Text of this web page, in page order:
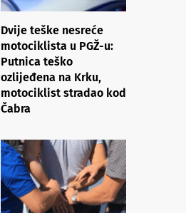
Dvije teške nesreće
motociklista u PGŽ-u:
Putnica teško
ozlijeđena na Krku,
motociklist stradao kod
Čabra